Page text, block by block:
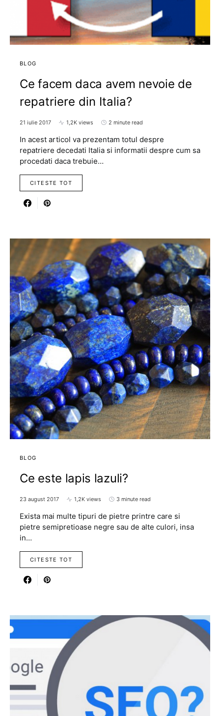
BLOG
Ce facem daca avem nevoie de
repatriere din Italia?
21 iulie 2017 1,2K views 2 minute read
In acest articol va prezentam totul despre
repatriere decedati Italia si informatii despre cum sa
procedati daca trebuie…
CITESTE TOT
BLOG
Ce este lapis lazuli?
23 august 2017 1,2K views 3 minute read
Exista mai multe tipuri de pietre printre care si
pietre semipretioase negre sau de alte culori, insa
in…
CITESTE TOT